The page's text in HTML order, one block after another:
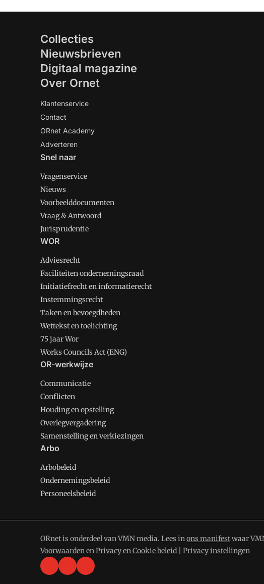
Collecties
Nieuwsbrieven
Digitaal magazine
Over Ornet
Klantenservice
Contact
ORnet Academy
Adverteren
Snel naar
Vragenservice
Nieuws
Voorbeelddocumenten
Vraag & Antwoord
Jurisprudentie
WOR
Adviesrecht
Faciliteiten ondernemingsraad
Initiatiefrecht en informatierecht
Instemmingsrecht
Taken en bevoegdheden
Wettekst en toelichting
75 jaar Wor
Works Councils Act (ENG)
OR-werkwijze
Communicatie
Conflicten
Houding en opstelling
Overlegvergadering
Samenstelling en verkiezingen
Arbo
Arbobeleid
Ondernemingsbeleid
Personeelsbeleid
ORnet is onderdeel van VMN media. Lees inons manifestwaar
VoorwaardenenPrivacy en Cookie beleid Privacy instellingen